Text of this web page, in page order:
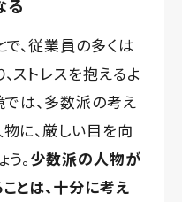
る
、従業員の多くは
ストレスを抱えるよ
では、多数派の考え
に、厳しい目を向
。少数派の人物が
とは、十分に考え